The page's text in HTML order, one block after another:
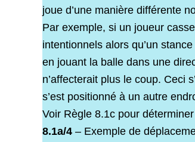
joue d’une manière différente
Par exemple, si un joueur
intentionnels alors qu’un
en jouant la balle dans une
n’affecterait plus le coup. Ceci
s’est positionné à un autre
Voir Règle 8.1c pour
8.1a/4 – Exemple de